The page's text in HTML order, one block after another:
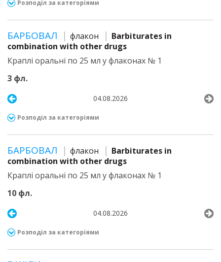
Розподіл за категоріями
БАРБОВАЛ флакон
Barbiturates in
combination with other drugs
Краплі оральні по 25 мл у флаконах № 1
3 фл.
04.08.2026
Розподіл за категоріями
БАРБОВАЛ флакон
Barbiturates in
combination with other drugs
Краплі оральні по 25 мл у флаконах № 1
10 фл.
04.08.2026
Розподіл за категоріями